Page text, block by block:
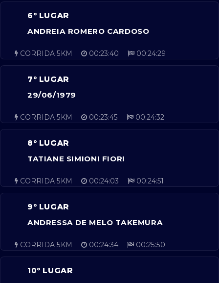
6º LUGAR
ANDREIA ROMERO CARDOSO
CORRIDA 5KM 00:23:40 00:24:29
7º LUGAR
29/06/1979
CORRIDA 5KM 00:23:45 00:24:32
8º LUGAR
TATIANE SIMIONI FIORI
CORRIDA 5KM 00:24:03 00:24:51
9º LUGAR
ANDRESSA DE MELO TAKEMURA
CORRIDA 5KM 00:24:34 00:25:50
10º LUGAR